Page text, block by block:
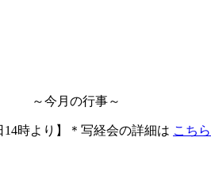
～今月の行事～
14時より】＊写経会の詳細は こち